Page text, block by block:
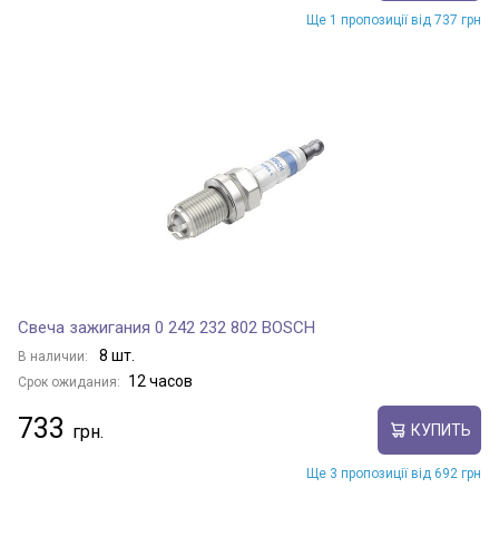
Ще 1 пропозиції від 737 грн
Свеча зажигания 0 242 232 802 BOSCH
В наличии: 8 шт.
Срок ожидания: 12 часов
733 КУПИТЬ
Ще 3 пропозиції від 692 грн